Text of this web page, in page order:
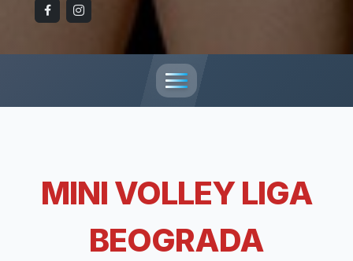
MINI VOLLEY LIGA
BEOGRADA